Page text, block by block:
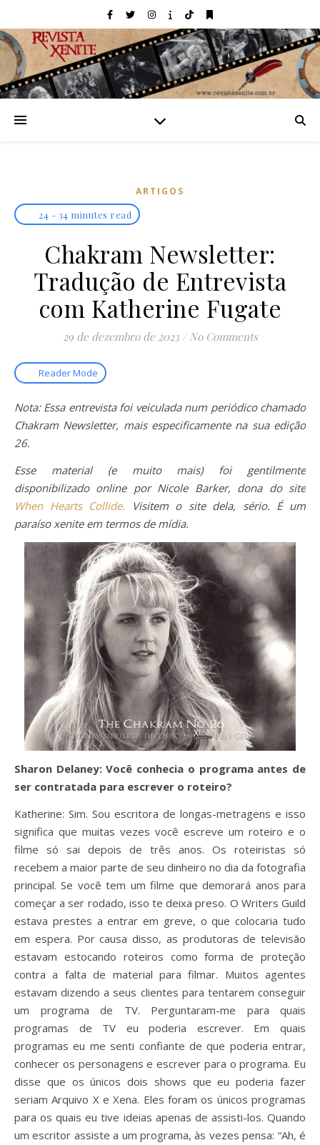
ARTIGOS
24 - 34 minutes read
Chakram Newsletter:
Tradução de Entrevista
com Katherine Fugate
29 de dezembro de 2023 / No Comments
Reader Mode
Nota: Essa entrevista foi veiculada num periódico chamado
Chakram Newsletter, mais especificamente na sua edição
26.
Esse material (e muito mais) foi gentilmente
disponibilizado online por Nicole Barker, dona do site
When Hearts Collide. Visitem o site dela, sério. É um
paraíso xenite em termos de mídia.
Sharon Delaney: Você conhecia o programa antes de
ser contratada para escrever o roteiro?
Katherine: Sim. Sou escritora de longas-metragens e isso
significa que muitas vezes você escreve um roteiro e o
filme só sai depois de três anos. Os roteiristas só
recebem a maior parte de seu dinheiro no dia da fotografia
principal. Se você tem um filme que demorará anos para
começar a ser rodado, isso te deixa preso. O Writers Guild
estava prestes a entrar em greve, o que colocaria tudo
em espera. Por causa disso, as produtoras de televisão
estavam estocando roteiros como forma de proteção
contra a falta de material para filmar. Muitos agentes
estavam dizendo a seus clientes para tentarem conseguir
um programa de TV. Perguntaram-me para quais
programas de TV eu poderia escrever. Em quais
programas eu me senti confiante de que poderia entrar,
conhecer os personagens e escrever para o programa. Eu
disse que os únicos dois shows que eu poderia fazer
seriam Arquivo X e Xena. Eles foram os únicos programas
para os quais eu tive ideias apenas de assisti-los. Quando
um escritor assiste a um programa, às vezes pensa: “Ah, é